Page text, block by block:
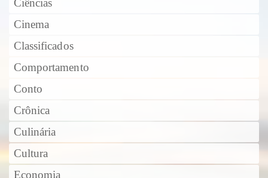
Ciências
Cinema
Classificados
Comportamento
Conto
Crônica
Culinária
Cultura
Economia